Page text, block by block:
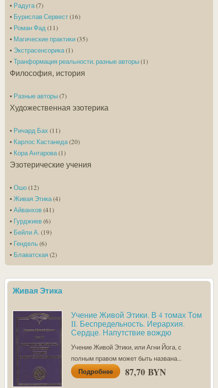
• Радуга(7)
• Бурислав Сервест(16)
• Роман Фад (11)
• Магические практики(35)
• Экстрасенсорика(1)
• Транформация реальности, разные авторы(1)
Философия, история
• Разные авторы(7)
Художественная эзотерика
• Ричард Бах (11)
• Карлос Кастанеда(20)
• Кора Антарова(1)
Эзотерические учения
• Ошо(12)
• Живая Этика(4)
• Айванхов(41)
• Гурджиев(6)
• Бейли А. (19)
• Гендель(6)
• Блаватская(2)
Живая Этика
Учение Живой Этики. В 4 томах Том
II. Беспредельность. Иерархия.
Сердце. Напутствие вождю
Учение Живой Этики, или Агни Йога, с
полным правом может быть на­звана...
Подробнее 87,70 BYN